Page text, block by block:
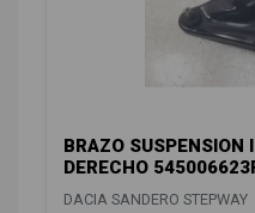
BRAZO SUSPENSION
DERECHO
DACIA SANDERO STEPWAY